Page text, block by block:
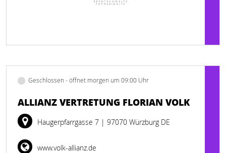
Geschlossen - öffnet morgen um 09:00 Uhr
ALLIANZ VERTRETUNG FLORIAN VOLK
Haugerpfarrgasse 7 | 97070 Würzburg DE
www.volk-allianz.de